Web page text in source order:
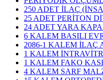
250 ADET İLAÇ
25 ADET PERİTON
24 ADET YARA
6 KALEM BASILI
2086-1 KALEM İLAÇ
1 KALEM
1 KALEM FAKO
4 KALEM SARF